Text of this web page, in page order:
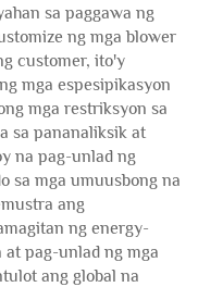
sa paggawa ng
ng mga blower
customer, ito'y
mga espesipikasyon
mga restriksyon sa
sa pananaliksik at
na pag-unlad ng
sa mga umuusbong na
ang
ng energy-
pag-unlad ng mga
ang global na